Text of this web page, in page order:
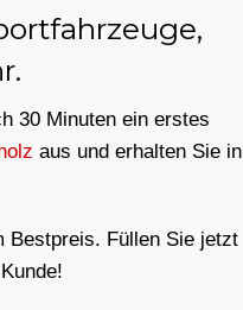
30 Minuten ein erstes
aus und erhalten Sie in
Bestpreis. Füllen Sie jetzt